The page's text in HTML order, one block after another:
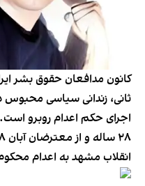
کانون مدافعان حقوق بشر
ثانی، زندانی سیاسی محبوس
اجرای حکم اعدام روبرو
انقلاب مشهد به اعدام